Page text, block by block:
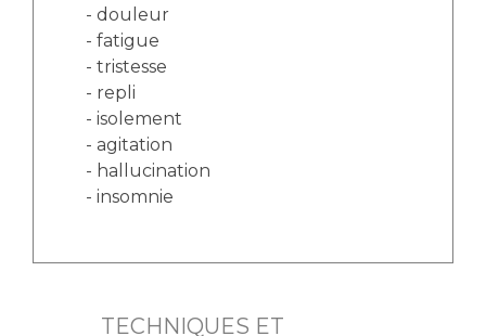
- douleur
- fatigue
- tristesse
- repli
- isolement
- agitation
- hallucination
- insomnie
TECHNIQUES ET